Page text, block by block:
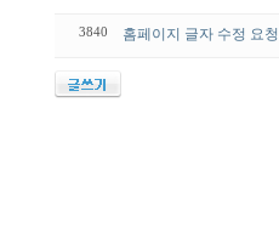
3840 홈페이지 글자 수정 요청